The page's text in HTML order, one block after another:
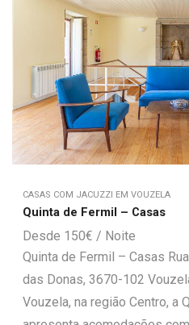
CASAS COM JACUZZI EM VOUZELA
Quinta de Fermil – Casas
150€
Quinta de Fermil – Casas
das Donas, 3670-102
Vouzela, na região Centro, a